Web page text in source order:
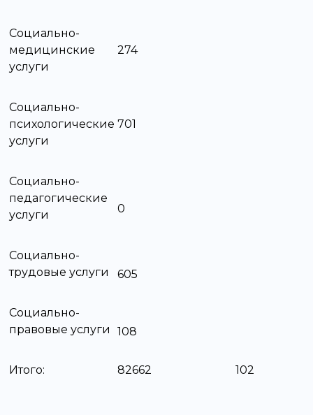
Социально-
медицинские
услуги
274
Социально-
психологические
услуги
701
Социально-
педагогические
услуги
0
Социально-
трудовые услуги
605
Социально-
правовые услуги
108
Итого: 82662 102